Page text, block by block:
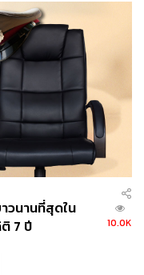
วนานที่สุดใน
7 ปี
10.0K